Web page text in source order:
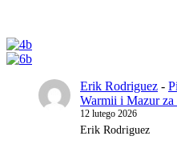
Erik Rodriguez -
Warmii i Mazur za
12 lutego 2026
Erik Rodriguez